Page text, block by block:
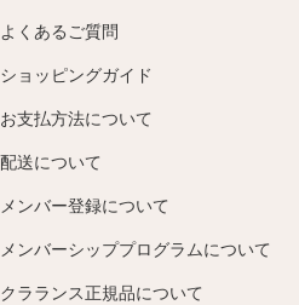
よくあるご質問
ショッピングガイド
お支払方法について
配送について
メンバー登録について
メンバーシッププログラムについて
クラランス正規品について